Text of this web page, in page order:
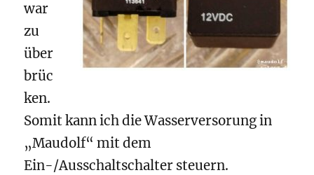
war
zu
über
brüc
ken.
Somit kann ich die Wasserversorung in
„Maudolf“ mit dem
Ein-/Ausschaltschalter steuern.